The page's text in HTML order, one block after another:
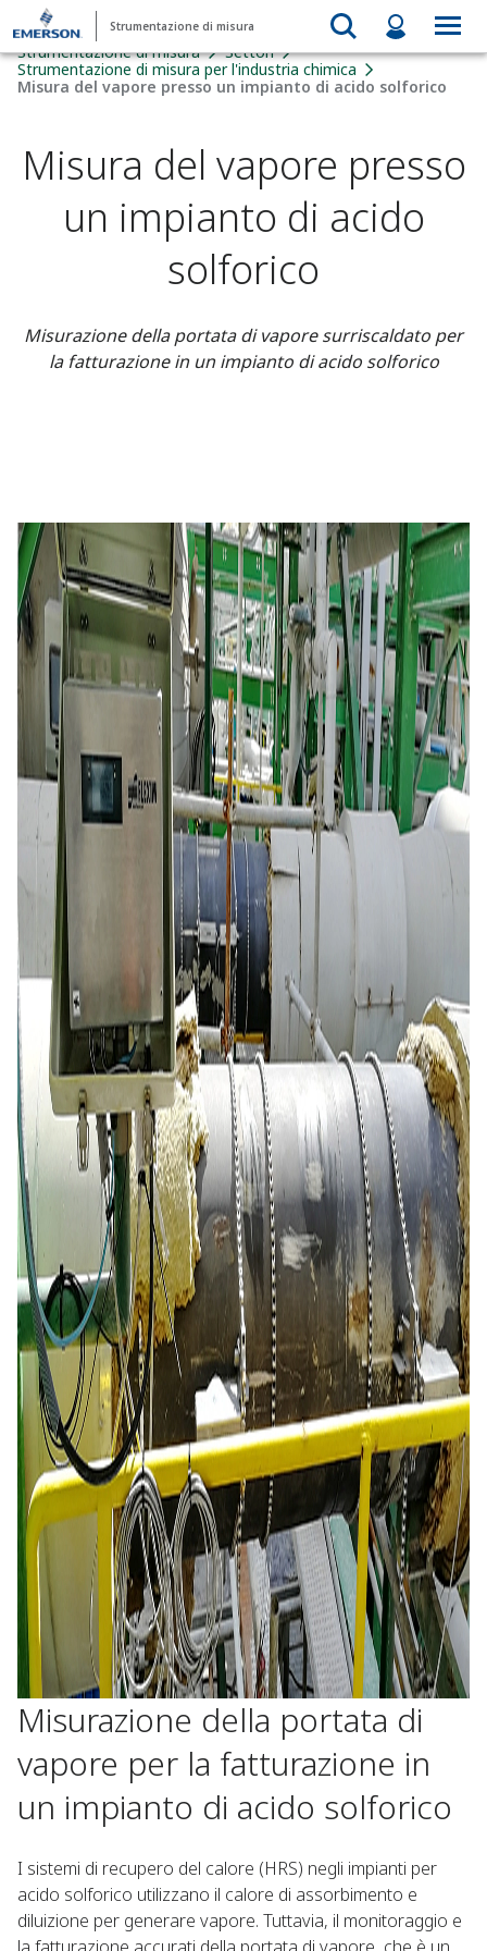
Strumentazione di misura
Strumentazione di misura
Settori
Strumentazione di misura per l'industria chimica
Misura del vapore presso un impianto di acido solforico
Misura del vapore presso
un impianto di acido
solforico
Misurazione della portata di vapore surriscaldato per
la fatturazione in un impianto di acido solforico
Misurazione della portata di
vapore per la fatturazione in
un impianto di acido solforico
I sistemi di recupero del calore (HRS) negli impianti per
acido solforico utilizzano il calore di assorbimento e
diluizione per generare vapore. Tuttavia, il monitoraggio e